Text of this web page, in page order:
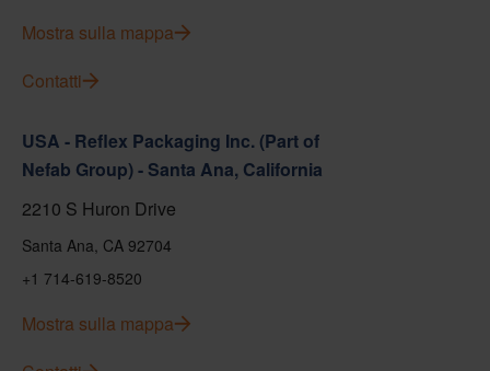
Mostra sulla mappa
Contatti
USA - Reflex Packaging Inc. (Part of
Nefab Group) - Santa Ana, California
2210 S Huron Drive
Santa Ana, CA 92704
+1 714-619-8520
Mostra sulla mappa